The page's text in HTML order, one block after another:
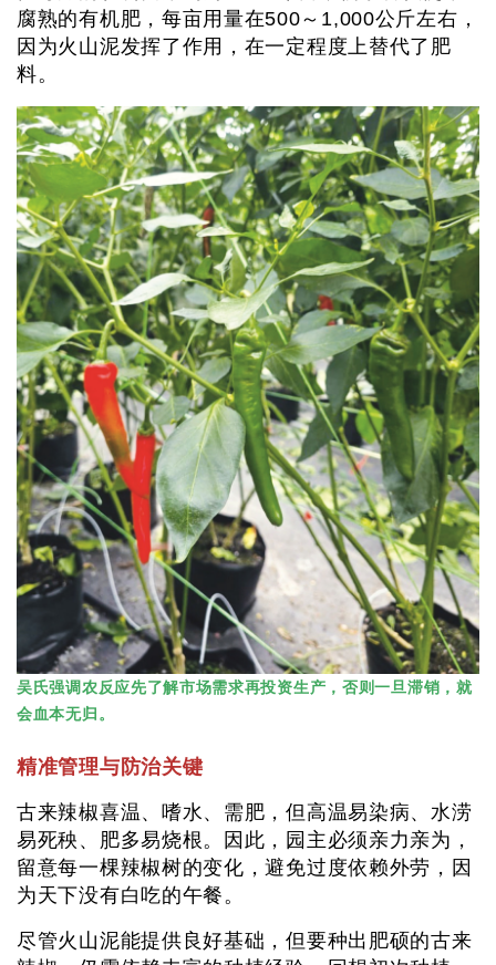
腐熟的有机肥，每亩用量在500～1,000公斤左右，
因为火山泥发挥了作用，在一定程度上替代了肥
料。
吴氏强调农反应先了解市场需求再投资生产，否则一旦滞销，就
会血本无归。
精准管理与防治关键
古来辣椒喜温、嗜水、需肥，但高温易染病、水涝
易死秧、肥多易烧根。因此，园主必须亲力亲为，
留意每一棵辣椒树的变化，避免过度依赖外劳，因
为天下没有白吃的午餐。
尽管火山泥能提供良好基础，但要种出肥硕的古来